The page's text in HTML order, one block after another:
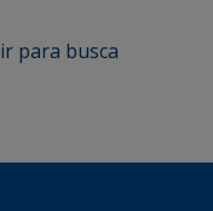
ir para busca